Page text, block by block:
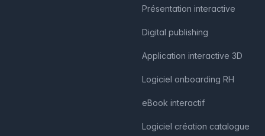
Présentation interactive
Digital publishing
Application interactive 3D
Logiciel onboarding RH
eBook interactif
Logiciel création catalogue